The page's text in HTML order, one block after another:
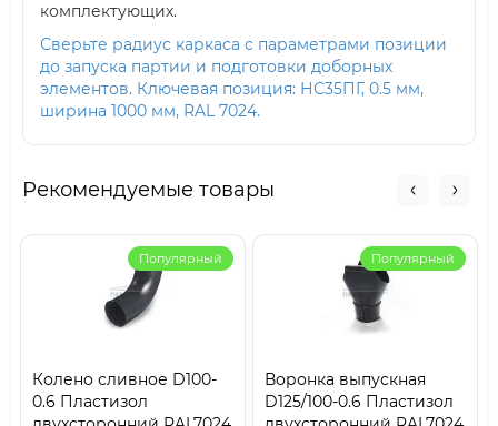
комплектующих.
Сверьте радиус каркаса с параметрами позиции
до запуска партии и подготовки доборных
элементов. Ключевая позиция: НС35ПГ, 0.5 мм,
ширина 1000 мм, RAL 7024.
Рекомендуемые товары
Популярный
Колено сливное D100-
0.6 Пластизол
Популярный
Воронка выпускная
D125/100-0.6 Пластизол